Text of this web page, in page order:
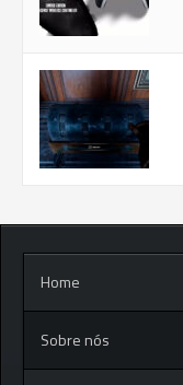
Home
Sobre nós